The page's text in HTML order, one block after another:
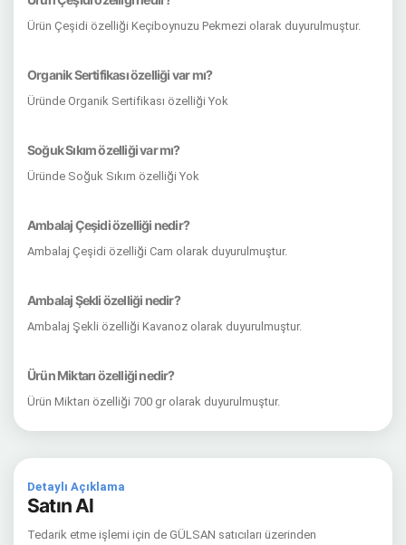
Ürün Çeşidi özelliği Keçiboynuzu Pekmezi olarak duyurulmuştur.
Organik Sertifikası özelliği var mı?
Üründe Organik Sertifikası özelliği Yok
Soğuk Sıkım özelliği var mı?
Üründe Soğuk Sıkım özelliği Yok
Ambalaj Çeşidi özelliği nedir?
Ambalaj Çeşidi özelliği Cam olarak duyurulmuştur.
Ambalaj Şekli özelliği nedir?
Ambalaj Şekli özelliği Kavanoz olarak duyurulmuştur.
Ürün Miktarı özelliği nedir?
Ürün Miktarı özelliği 700 gr olarak duyurulmuştur.
Detaylı Açıklama
Satın Al
Tedarik etme işlemi için de GÜLSAN satıcıları üzerinden